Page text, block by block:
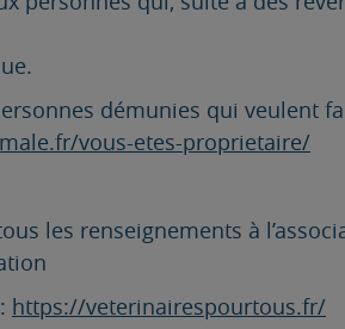
démunies qui veulent
vous-etes-proprietaire/
les renseignements à
: https://veterinairespourtous.fr/